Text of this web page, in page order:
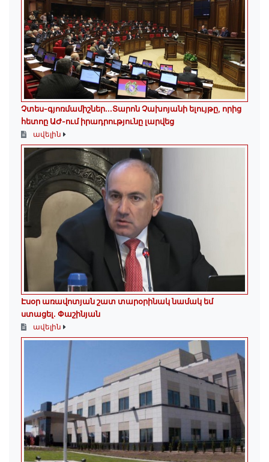
Չտես-գյոռմամիշներ․․․Տարոն Չախոյանի ելույթը, որից
հետոը ԱԺ-ում իրադրությունը լարվեց
ավելին
Էսօր առավոտյան շատ տարօրինակ նամակ եմ
ստացել. Փաշինյան
ավելին